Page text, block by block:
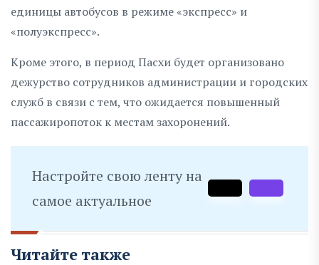
единицы автобусов в режиме «экспресс» и
«полуэкспресс».
Кроме этого, в период Пасхи будет организовано
дежурство сотрудников администрации и городских
служб в связи с тем, что ожидается повышенный
пассажиропоток к местам захоронений.
Настройте свою ленту на
самое актуальное
Читайте также